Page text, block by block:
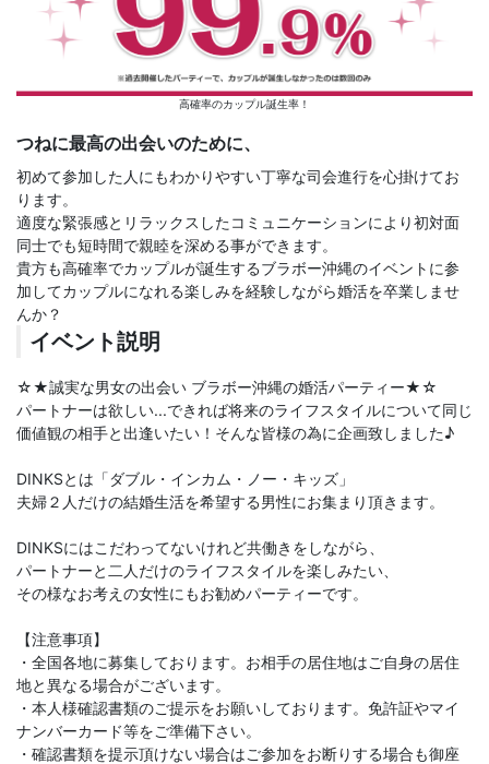
高確率のカップル誕生率！
つねに最高の出会いのために、
初めて参加した人にもわかりやすい丁寧な司会進行を心掛けてお
ります。
適度な緊張感とリラックスしたコミュニケーションにより初対面
同士でも短時間で親睦を深める事ができます。
貴方も高確率でカップルが誕生するブラボー沖縄のイベントに参
加してカップルになれる楽しみを経験しながら婚活を卒業しませ
んか？
イベント説明
☆★誠実な男女の出会い ブラボー沖縄の婚活パーティー★☆
パートナーは欲しい...できれば将来のライフスタイルについて同じ
価値観の相手と出逢いたい！そんな皆様の為に企画致しました♪
DINKSとは「ダブル・インカム・ノー・キッズ」
夫婦２人だけの結婚生活を希望する男性にお集まり頂きます。
DINKSにはこだわってないけれど共働きをしながら、
パートナーと二人だけのライフスタイルを楽しみたい、
その様なお考えの女性にもお勧めパーティーです。
【注意事項】
・全国各地に募集しております。お相手の居住地はご自身の居住
地と異なる場合がございます。
・本人様確認書類のご提示をお願いしております。免許証やマイ
ナンバーカード等をご準備下さい。
・確認書類を提示頂けない場合はご参加をお断りする場合も御座